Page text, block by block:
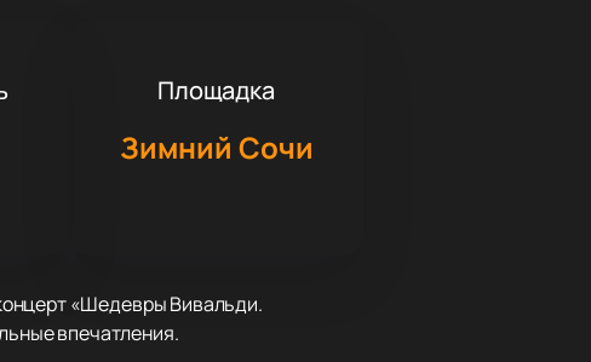
Площадка
Зимний Сочи
«Шедевры Вивальди.
впечатления.